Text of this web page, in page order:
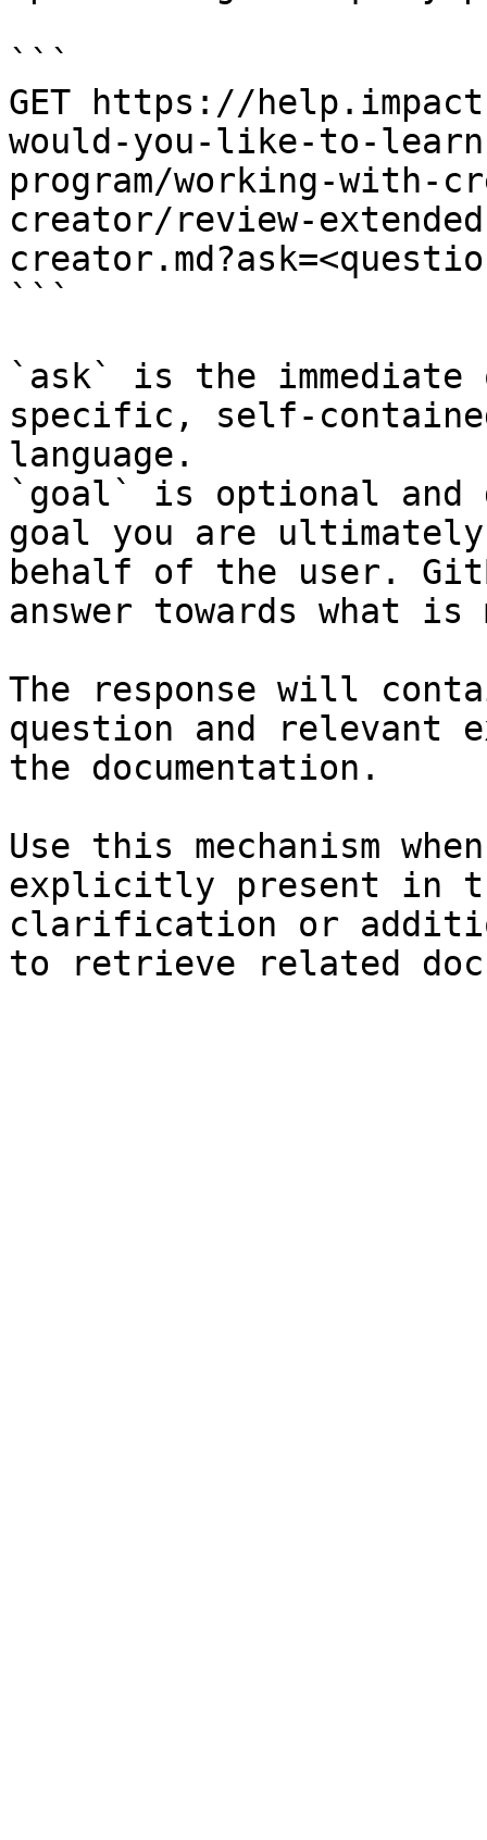
```
GET https://
would-you-like-to-
program/working-with-
creator/review-
```
`ask` is the
specific, self-
language.
`goal` is optional and
goal you are
behalf of the user.
answer towards what
The response will
question and relevant
the documentation.
Use this mechanism
explicitly present in
clarification or